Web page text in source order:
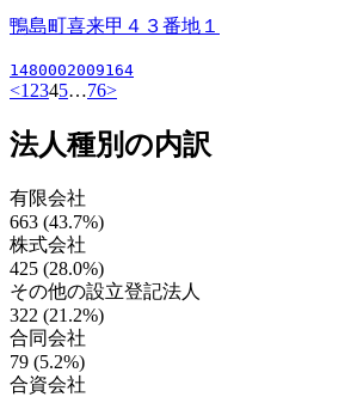
鴨島町喜来甲４３番地１
1480002009164
<1 2345…76>
法人種別の内訳
有限会社
663 (43.7%)
株式会社
425 (28.0%)
その他の設立登記法人
322 (21.2%)
合同会社
79 (5.2%)
合資会社